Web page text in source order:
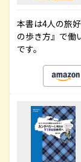
本書は4人の旅
の歩き方』で働
です。